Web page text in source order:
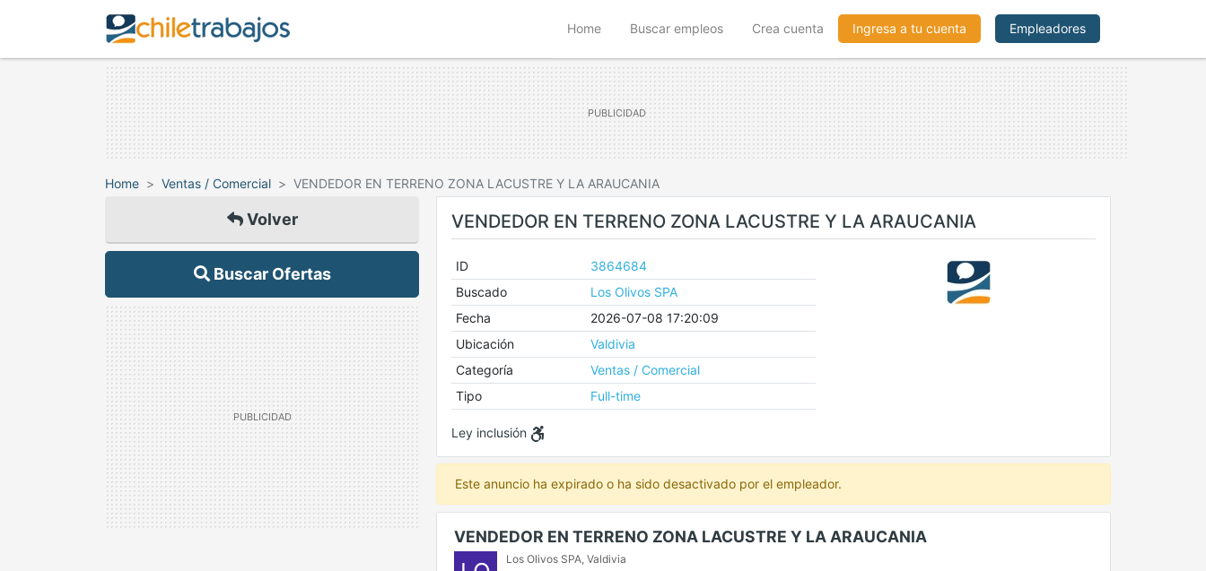
Home(current)Buscar empleos Crea cuenta Ingresa a tu cuenta Empleadores
Home Ventas / Comercial VENDEDOR EN TERRENO ZONA LACUSTRE Y LA ARAUCANIA
Volver
Buscar Ofertas
VENDEDOR EN TERRENO ZONA LACUSTRE Y LA ARAUCANIA
ID
3864684
Buscado
Los Olivos SPA
Fecha
2026-07-08 17:20:09
Ubicación
Valdivia
Categoría
Ventas / Comercial
Tipo
Full-time
Ley inclusión
Este anuncio ha expirado o ha sido desactivado por el empleador.
VENDEDOR EN TERRENO ZONA LACUSTRE Y LA ARAUCANIA
Los Olivos SPA, Valdivia